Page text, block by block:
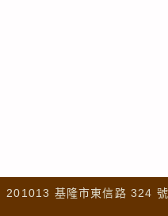
201013 基隆市東信路 324